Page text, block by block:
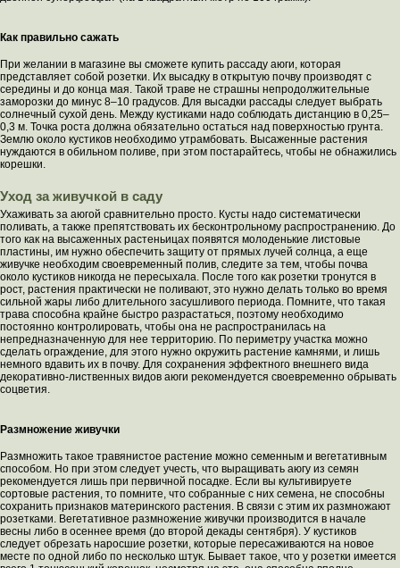
Как правильно сажать
При желании в магазине вы сможете купить рассаду аюги, которая
представляет собой розетки. Их высадку в открытую почву производят с
середины и до конца мая. Такой траве не страшны непродолжительные
заморозки до минус 8–10 градусов. Для высадки рассады следует выбрать
солнечный сухой день. Между кустиками надо соблюдать дистанцию в 0,25–
0,3 м. Точка роста должна обязательно остаться над поверхностью грунта.
Землю около кустиков необходимо утрамбовать. Высаженные растения
нуждаются в обильном поливе, при этом постарайтесь, чтобы не обнажились
корешки.
Уход за живучкой в саду
Ухаживать за аюгой сравнительно просто. Кусты надо систематически
поливать, а также препятствовать их бесконтрольному распространению. До
того как на высаженных растеньицах появятся молоденькие листовые
пластины, им нужно обеспечить защиту от прямых лучей солнца, а еще
живучке необходим своевременный полив, следите за тем, чтобы почва
около кустиков никогда не пересыхала. После того как розетки тронутся в
рост, растения практически не поливают, это нужно делать только во время
сильной жары либо длительного засушливого периода. Помните, что такая
трава способна крайне быстро разрастаться, поэтому необходимо
постоянно контролировать, чтобы она не распространилась на
непредназначенную для нее территорию. По периметру участка можно
сделать ограждение, для этого нужно окружить растение камнями, и лишь
немного вдавить их в почву. Для сохранения эффектного внешнего вида
декоративно-лиственных видов аюги рекомендуется своевременно обрывать
соцветия.
Размножение живучки
Размножить такое травянистое растение можно семенным и вегетативным
способом. Но при этом следует учесть, что выращивать аюгу из семян
рекомендуется лишь при первичной посадке. Если вы культивируете
сортовые растения, то помните, что собранные с них семена, не способны
сохранить признаков материнского растения. В связи с этим их размножают
розетками. Вегетативное размножение живучки производится в начале
весны либо в осеннее время (до второй декады сентября). У кустиков
следует обрезать наросшие розетки, которые пересаживаются на новое
месте по одной либо по несколько штук. Бывает такое, что у розетки имеется